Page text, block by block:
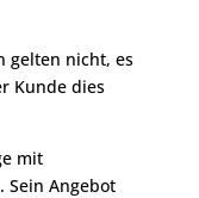
gelten nicht, es
Kunde dies
mit
Sein Angebot